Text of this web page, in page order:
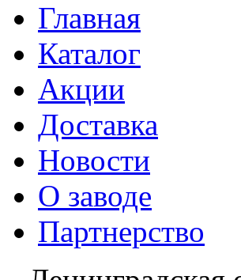
Главная
Каталог
Акции
Доставка
Новости
О заводе
Партнерство